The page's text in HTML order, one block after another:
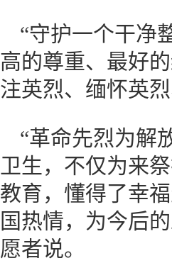
“守护一个干净
高的尊重、最好
注英烈、缅怀英
“革命先烈为解
卫生，不仅为来
教育，懂得了幸
国热情，为今后
愿者说。